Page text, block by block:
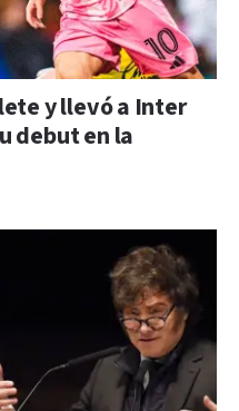
y llevó a Inter
debut en la